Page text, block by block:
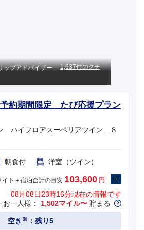
1,637件のクチ
約期間限定 たび応援プラン
イフロアスーペリアツイン＿８
朝食付 洋室（ツイン）
イト＋宿泊合計の目安 103,600 円
08月08日23時16分現在の情報です
お一人様： 1,502マイル〜 貯まる
空き ※ ：残り5